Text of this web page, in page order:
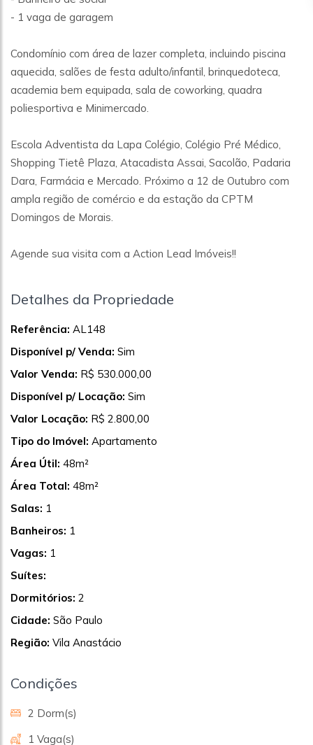
- 1 vaga de garagem
Condomínio com área de lazer completa, incluindo piscina
aquecida, salões de festa adulto/infantil, brinquedoteca,
academia bem equipada, sala de coworking, quadra
poliesportiva e Minimercado.
Escola Adventista da Lapa Colégio, Colégio Pré Médico,
Shopping Tietê Plaza, Atacadista Assai, Sacolão, Padaria
Dara, Farmácia e Mercado. Próximo a 12 de Outubro com
ampla região de comércio e da estação da CPTM
Domingos de Morais.
Agende sua visita com a Action Lead Imóveis!!
Detalhes da Propriedade
Referência: AL148
Disponível p/ Venda: Sim
Valor Venda: R$ 530.000,00
Disponível p/ Locação: Sim
Valor Locação: R$ 2.800,00
Tipo do Imóvel: Apartamento
Área Útil: 48m²
Área Total: 48m²
Salas: 1
Banheiros: 1
Vagas: 1
Suítes:
Dormitórios: 2
Cidade: São Paulo
Região: Vila Anastácio
Condições
2 Dorm(s)
1 Vaga(s)